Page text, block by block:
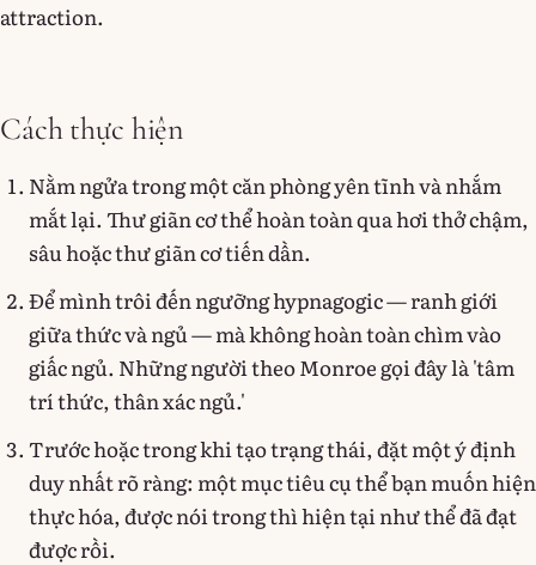
attraction.
Cách thực hiện
Nằm ngửa trong một căn phòng yên tĩnh và nhắm
mắt lại. Thư giãn cơ thể hoàn toàn qua hơi thở chậm,
sâu hoặc thư giãn cơ tiến dần.
Để mình trôi đến ngưỡng hypnagogic — ranh giới
giữa thức và ngủ — mà không hoàn toàn chìm vào
giấc ngủ. Những người theo Monroe gọi đây là 'tâm
trí thức, thân xác ngủ.'
Trước hoặc trong khi tạo trạng thái, đặt một ý định
duy nhất rõ ràng: một mục tiêu cụ thể bạn muốn hiện
thực hóa, được nói trong thì hiện tại như thể đã đạt
được rồi.